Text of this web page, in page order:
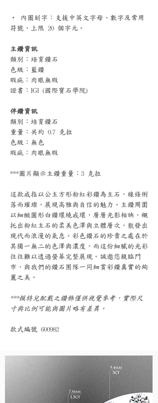
‧ 內圈刻字：支援中英文字母、數字及常用
符號，上限 20 個字元。
主鑽資訊
類別：培育鑽石
色級：藍鑽
瑕疵：肉眼無瑕
證書：IGI (國際寶石學院)
伴鑽資訊
類別：培育鑽石
重量：共約 0.7 克拉
色級：無色
瑕疵：肉眼無瑕
***圖片顯示主鑽重量：3 克拉
這款戒指以公主方形粉紅彩鑽為主石，線條俐
落而璀璨，展現高雅與自信的魅力。主鑽周圍
以細緻圓形白鑽環繞戒環，層層光影相映，襯
托出粉紅主石的柔美色澤與立體層次，散發出
現代而浪漫的氣息。彩色鑽石的珍貴之處在於
其獨一無二的色澤與濃度，而這份細膩的光彩
往往難以透過螢幕完整展現。誠邀您親臨門
市，與我們的鑽石團隊一同細賞彩鑽真實的絢
麗之美。
***模特兒配戴之鑽飾僅供視覺參考，實際尺
寸與比例可能與圖片略有差異。
款式編號 600982